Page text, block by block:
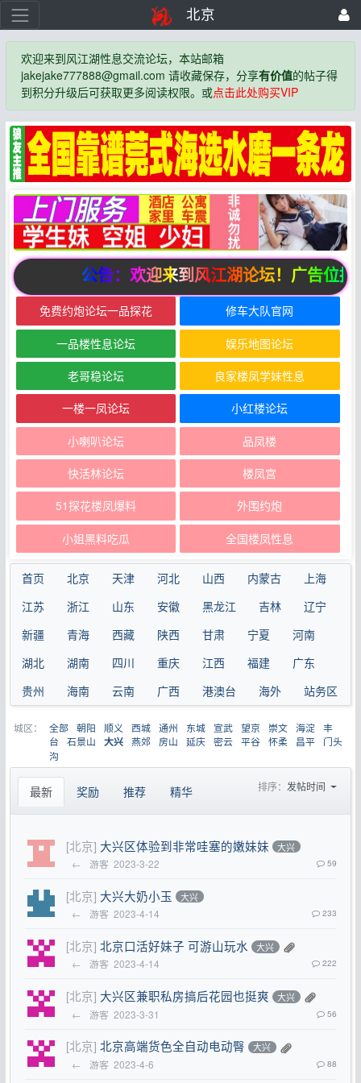
北京
欢迎来到风江湖性息交流论坛，本站邮箱
jakejake777888@gmail.com 请收藏保存，分享有价值的帖子得
到积分升级后可获取更多阅读权限。或点击此处购买VIP
公告：欢迎来到风江湖论坛！广告位招
免费约炮论坛一品探花 修车大队官网
一品楼性息论坛 娱乐地图论坛
老哥稳论坛 良家楼凤学妹性息
一楼一凤论坛 小红楼论坛
小喇叭论坛 品凤楼
快活林论坛 楼凤宫
51探花楼凤爆料 外围约炮
小姐黑料吃瓜 全国楼凤性息
首页 北京 天津 河北 山西 内蒙古
上海
江苏
浙江 山东 安徽 黑龙江 吉林
辽宁
新疆
青海 西藏 陕西 甘肃 宁夏
河南
湖北
湖南 四川 重庆 江西 福建
广东
贵州
海南 云南 广西 港澳台 海外 站务区
城区： 全部 朝阳 顺义 西城 通州 东城 宣武 望京 崇文 海淀 丰
台
石景山 大兴 燕郊 房山 延庆 密云 平谷 怀柔 昌平
门头
沟
最新 奖励 推荐 精华 排序： 发帖时间
[北京] 大兴区体验到非常哇塞的嫩妹妹 大兴
← 游客 2023-3-22 59
[北京] 大兴大奶小玉 大兴
← 游客 2023-4-14 233
[北京] 北京口活好妹子 可游山玩水 大兴
← 游客 2023-4-14 222
[北京] 大兴区兼职私房搞后花园也挺爽 大兴
← 游客 2023-3-31 56
[北京] 北京高端货色全自动电动臀 大兴
← 游客 2023-4-6 88